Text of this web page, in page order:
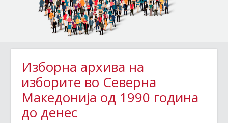
Изборна архива на
изборите во Северна
Македонија од 1990 година
до денес